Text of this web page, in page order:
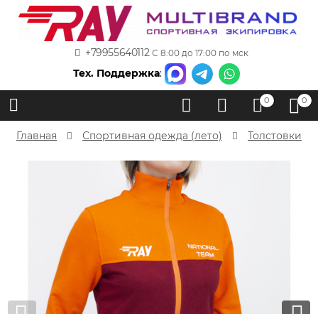
+79955640112 С 8:00 до 17:00 по мск
Тех. Поддержка:
0 0
Главная Спортивная одежда (лето) Толстовки